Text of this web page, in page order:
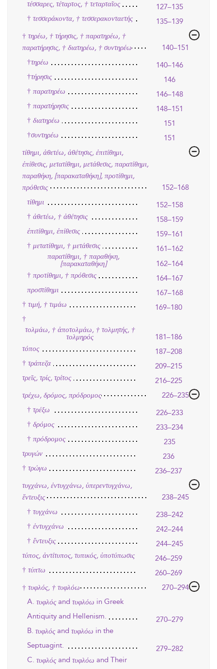
τέσσαρες, τέταρτος, † τεταρταῖος
127–135
† τεσσεράκοντα, † τεσσερακονταετής
135–139
† τηρέω, † τήρησις, † παρατηρέω, †
παρατήρησις, † διατηρέω, † συντηρέω
140–151
†τηρέω
140–146
†τήρησις
146
† παρατηρέω
146–148
† παρατήρησις
148–151
† διατηρέω
151
†συντηρέω
151
τίθημι, ἀθετέω, ἀθέτησις, ἐπιτίθημι,
ἐπίθεσις, μετατίθημι, μετάθεσις, παρατίθημι,
παραθήκη, [παρακαταθήκη], προτίθημι,
πρόθεσις
152–168
τίθημι
152–158
† ἀθετέω, † ἀθέτησις
158–159
ἐπιτίθημι, ἐπίθεσις
159–161
† μετατίθημι, † μετάθεσις
161–162
παρατίθημι, † παραθήκη,
[παρακαταθήκη]
162–164
† προτίθημι, † πρόθεσις
164–167
προστίθημι
167–168
† τιμή, † τιμάω
169–180
†
τολμάω, † ἀποτολμάω, † τολμητής, †
τολμηρός
181–186
τόπος
187–208
† τράπεζα
209–215
τρεῖς, τρίς, τρίτος
216–225
τρέχω, δρόμος, πρόδρομος
226–235
† τρέξω
226–233
† δρόμος
233–234
† πρόδρομος
235
τρυγών
236
† τρώγω
236–237
τυγχάνω, ἐντυγχάνω, ὑπερεντυγχάνω,
ἕντευξις
238–245
† τυγχάνω
238–242
† ἐντυγχάνω
242–244
† ἔντευξις
244–245
τύπος, ἀντίτυπος, τυπικός, ὑποτύπωσις
246–259
† τύπτω
260–269
† τυφλός, † τυφλόω
270–294
A. τυφλός and τυφλόω in Greek
Antiquity and Hellenism.
270–279
B. τυφλός and τυφλόω in the
Septuagint.
279–282
C. τυφλός and τυφλόω and Their